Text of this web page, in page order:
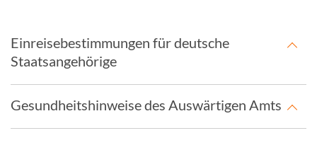
Einreisebestimmungen für deutsche
Staatsangehörige
Gesundheitshinweise des Auswärtigen Amts